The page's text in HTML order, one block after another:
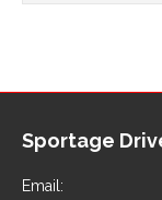
Sportage
Email: